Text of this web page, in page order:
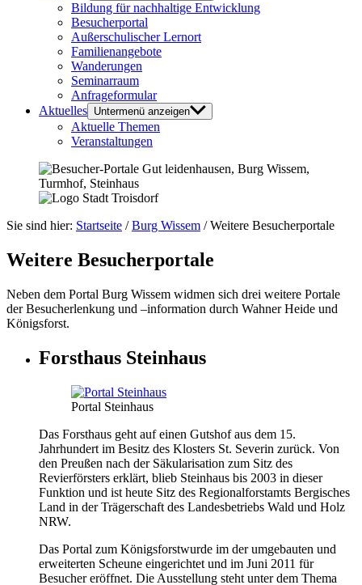
Bildung für nachhaltige Entwicklung
Besucherportal
Außerschulischer Lernort
Familienangebote
Wanderungen
Seminarraum
Anfrageformular
Aktuelles Untermenü anzeigen
Aktuelle Themen
Veranstaltungen
Sie sind hier: Startseite /Burg Wissem /Weitere Besucherportale
Weitere Besucherportale
Neben dem Portal Burg Wissem widmen sich drei weitere Portale
der Besucherlenkung und –information durch Wahner Heide und
Königsforst.
Forsthaus Steinhaus
Portal Steinhaus
Das Forsthaus geht auf einen Gutshof aus dem 15.
Jahrhundert im Besitz des Klosters St. Severin zurück. Von
den Preußen nach der Säkularisation zum Sitz des
Revierförsters erklärt, blieb Steinhaus bis 2003 in dieser
Funktion und ist heute Sitz des Regionalforstamts Bergisches
Land in der Trägerschaft des Landesbetriebs Wald und Holz
NRW.
Das Portal zum Königsforstwurde im der umgebauten und
erweiterten Scheune eingerichtet und im Juni 2011 für
Besucher eröffnet. Die Ausstellung steht unter dem Thema